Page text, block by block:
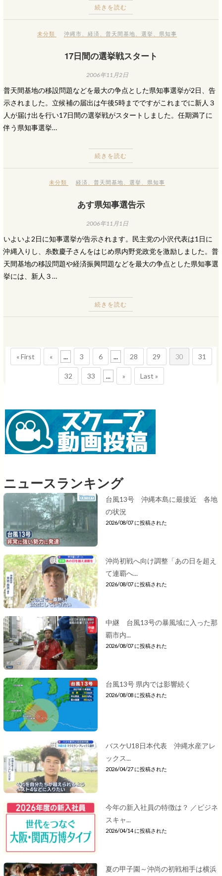
続きを読む
未分類 沖縄市 、経済 、普天間基地 、選挙 県知事
17日間の選挙戦スタート
2006年11月2日
普天間基地の移設問題などを最大の争点とした県知事選挙が2日、告
示されました。立候補の届出は午後5時までですがこれまでに新人３
人が届け出を行い17日間の選挙戦がスタートしました。任期満了に
伴う県知事選挙…
続きを読む
未分類 経済 、普天間基地 、選挙 県知事
あす県知事選告示
2006年11月1日
いよいよ2日に知事選挙が告示されます。民主党の小沢代表は1日に
沖縄入りし、糸数慶子さんをはじめ県内野党政党を激励しました。普
天間基地の移設問題や経済振興問題などを最大の争点とした県知事選
挙には、新人３…
続きを読む
« First « ... 3 6 ... 28 29 30 31
32 33 ... » Last »
ニュースランキング
台風13号 沖縄本島に最接近 各地
の状況
2026/08/07 に投稿された
沖尚初戦へ向け調整「あの日を超え
て連覇へ...
2026/08/07 に投稿された
中継 台風13号の暴風域に入った那
覇市内...
2026/08/07 に投稿された
台風13号 県内では影響続く
2026/08/08 に投稿された
バスケU18日本代表 沖縄水産アレ
ックス...
2026/04/27 に投稿された
今年の新入社員の特徴は？ ／ビジネ
スキャ...
2026/04/14 に投稿された
夏の甲子園～沖尚の初戦相手は横浜